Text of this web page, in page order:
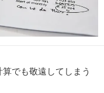
でも敬遠してしまう